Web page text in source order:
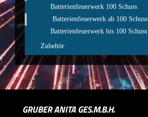
Batterienfeuerwerk 100 Schuss
Batterienfeuerwerk ab 100 Schuss
Batterienfeuerwerk bis 100 Schuss
Zubehör
GRUBER ANITA GES.M.B.H.